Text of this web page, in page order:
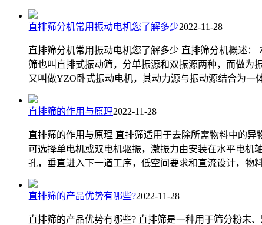
直排筛分机常用振动电机您了解多少2022-11-28
直排筛分机常用振动电机您了解多少 直排筛分机概述
筛也叫直排式振动筛，分单振源和双振源两种，而做为
又叫做YZO卧式振动电机，其动力源与振动源结合为
直排筛的作用与原理2022-11-28
直排筛的作用与原理 直排筛适用于去除所需物料中的
可选择单电机或双电机驱振，激振力由安装在水平电机
孔，垂直进入下一道工序，低空间要求和直流设计，物
直排筛的产品优势有哪些?2022-11-28
直排筛的产品优势有哪些? 直排筛是一种用于筛分粉末